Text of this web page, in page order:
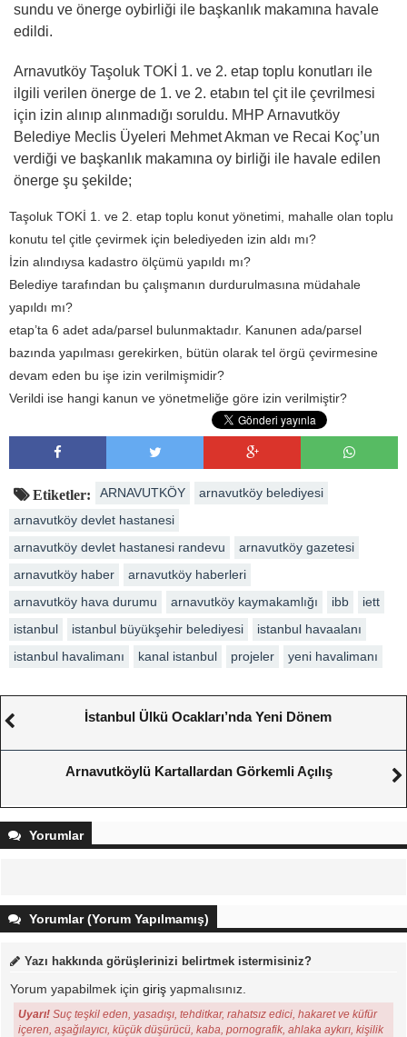
sundu ve önerge oybirliği ile başkanlık makamına havale
edildi.
Arnavutköy Taşoluk TOKİ 1. ve 2. etap toplu konutları ile
ilgili verilen önerge de 1. ve 2. etabın tel çit ile çevrilmesi
için izin alınıp alınmadığı soruldu. MHP Arnavutköy
Belediye Meclis Üyeleri Mehmet Akman ve Recai Koç’un
verdiği ve başkanlık makamına oy birliği ile havale edilen
önerge şu şekilde;
Taşoluk TOKİ 1. ve 2. etap toplu konut yönetimi, mahalle olan toplu
konutu tel çitle çevirmek için belediyeden izin aldı mı?
İzin alındıysa kadastro ölçümü yapıldı mı?
Belediye tarafından bu çalışmanın durdurulmasına müdahale
yapıldı mı?
etap’ta 6 adet ada/parsel bulunmaktadır. Kanunen ada/parsel
bazında yapılması gerekirken, bütün olarak tel örgü çevirmesine
devam eden bu işe izin verilmişmidir?
Verildi ise hangi kanun ve yönetmeliğe göre izin verilmiştir?
Etiketler: ARNAVUTKÖY
arnavutköy belediyesi
arnavutköy devlet hastanesi
arnavutköy devlet hastanesi randevu
arnavutköy gazetesi
arnavutköy haber
arnavutköy haberleri
arnavutköy hava durumu
arnavutköy kaymakamlığı ibb
iett
istanbul
istanbul büyükşehir belediyesi
istanbul havaalanı
istanbul havalimanı
kanal istanbul projeler yeni havalimanı
İstanbul Ülkü Ocakları’nda Yeni Dönem
Arnavutköylü Kartallardan Görkemli Açılış
Yorumlar
Yorumlar (Yorum Yapılmamış)
Yazı hakkında görüşlerinizi belirtmek istermisiniz?
Yorum yapabilmek için giriş yapmalısınız.
Uyarı! Suç teşkil eden, yasadışı, tehditkar, rahatsız edici, hakaret ve küfür
içeren, aşağılayıcı, küçük düşürücü, kaba, pornografik, ahlaka aykırı, kişilik